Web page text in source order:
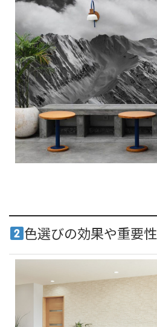
色選びの効果や重要性